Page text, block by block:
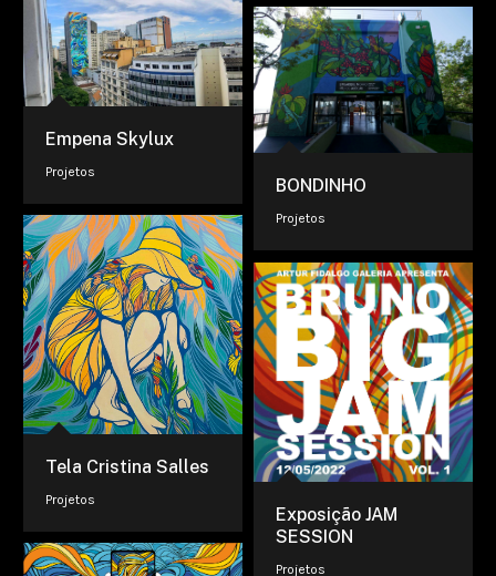
Empena Skylux
Projetos
BONDINHO
Projetos
Tela Cristina Salles
Projetos
Exposição JAM
SESSION
Projetos